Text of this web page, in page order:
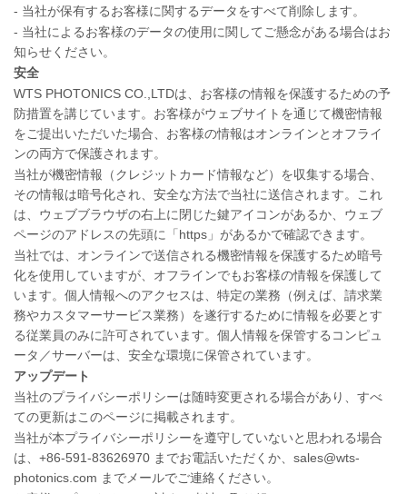
- 当社が保有するお客様に関するデータをすべて削除します。
- 当社によるお客様のデータの使用に関してご懸念がある場合はお
知らせください。
安全
WTS PHOTONICS CO.,LTDは、お客様の情報を保護するための予
防措置を講じています。お客様がウェブサイトを通じて機密情報
をご提出いただいた場合、お客様の情報はオンラインとオフライ
ンの両方で保護されます。
当社が機密情報（クレジットカード情報など）を収集する場合、
その情報は暗号化され、安全な方法で当社に送信されます。これ
は、ウェブブラウザの右上に閉じた鍵アイコンがあるか、ウェブ
ページのアドレスの先頭に「https」があるかで確認できます。
当社では、オンラインで送信される機密情報を保護するため暗号
化を使用していますが、オフラインでもお客様の情報を保護して
います。個人情報へのアクセスは、特定の業務（例えば、請求業
務やカスタマーサービス業務）を遂行するために情報を必要とす
る従業員のみに許可されています。個人情報を保管するコンピュ
ータ／サーバーは、安全な環境に保管されています。
アップデート
当社のプライバシーポリシーは随時変更される場合があり、すべ
ての更新はこのページに掲載されます。
当社が本プライバシーポリシーを遵守していないと思われる場合
は、+86-591-83626970 までお電話いただくか、sales@wts-
photonics.com までメールでご連絡ください。